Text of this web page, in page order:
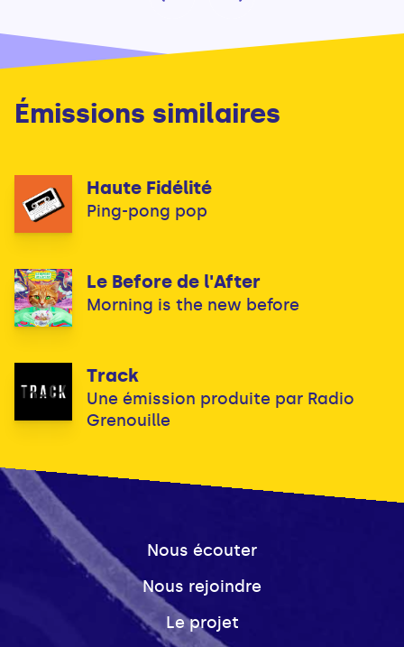
Émissions similaires
Haute Fidélité
Ping-pong pop
Le Before de l'After
Morning is the new before
Track
Une émission produite par Radio
Grenouille
Nous écouter
Nous rejoindre
Le projet